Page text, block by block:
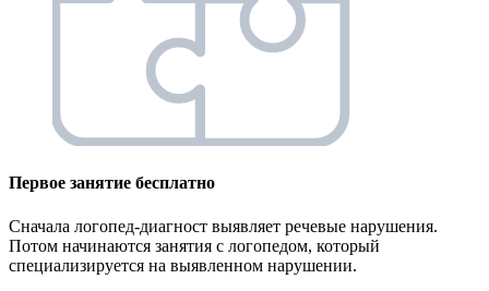
Первое занятие бесплатно
Сначала логопед-диагност выявляет речевые нарушения.
Потом начинаются занятия с логопедом, который
специализируется на выявленном нарушении.